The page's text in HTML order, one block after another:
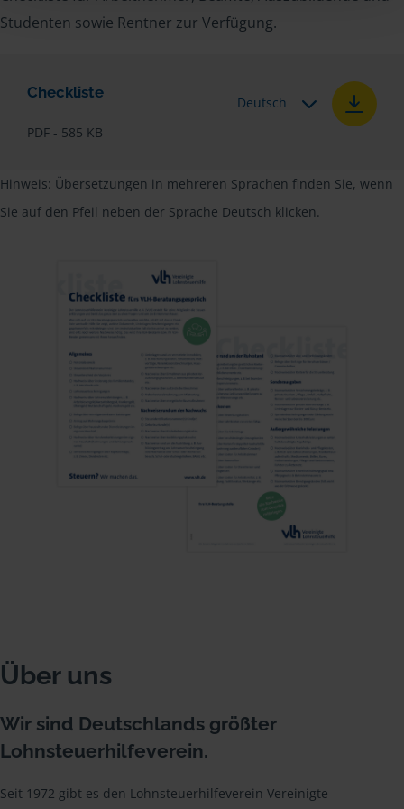
Studenten sowie Rentner zur Verfügung.
Checkliste
PDF - 585 KB
Deutsch
Hinweis: Übersetzungen in mehreren Sprachen finden Sie, wenn
Sie auf den Pfeil neben der Sprache Deutsch klicken.
Über uns
Wir sind Deutschlands größter
Lohnsteuerhilfeverein.
Seit 1972 gibt es den Lohnsteuerhilfeverein Vereinigte